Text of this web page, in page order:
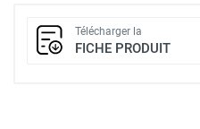
Télécharger la
FICHE PRODUIT